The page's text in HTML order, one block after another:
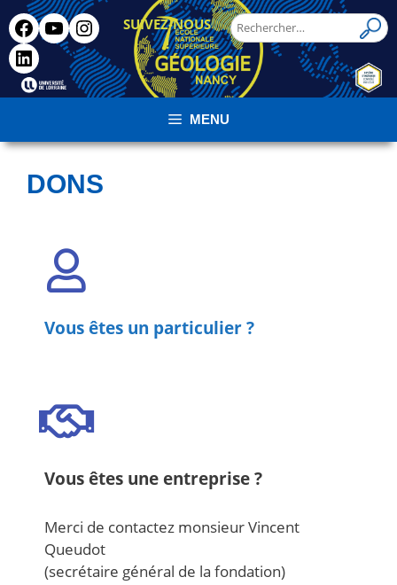
SUIVEZ-NOUS
!
MENU
DONS
Vous êtes un particulier ?
Vous êtes une entreprise ?
Merci de contactez monsieur Vincent
Queudot
(secrétaire général de la fondation)